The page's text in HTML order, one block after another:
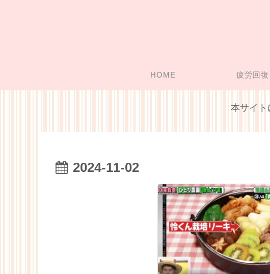
HOME 疲労回復
本サイト
2024-11-02